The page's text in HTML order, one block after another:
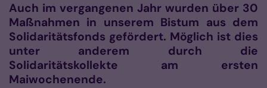
Auch im vergangenen Jahr wurden über 30
Maßnahmen in unserem Bistum aus dem
Solidaritätsfonds gefördert. Möglich ist dies
unter anderem durch die
Solidaritätskollekte am ersten
Maiwochenende.